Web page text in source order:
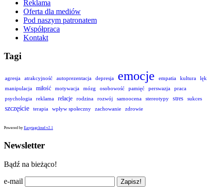
Reklama
Oferta dla mediów
Pod naszym patronatem
Współpraca
Kontakt
Tagi
agresja atrakcyjność autoprezentacja depresja emocje empatia kultura
lęk
manipulacja
miłość motywacja mózg osobowość pamięć perswazja
praca
psychologia
reklama relacje rodzina rozwój samoocena stereotypy stres sukces
szczęście terapia wpływ społeczny zachowanie zdrowie
Powered by Easytagcloud v2.1
Newsletter
Bądź na bieżąco!
e-mail